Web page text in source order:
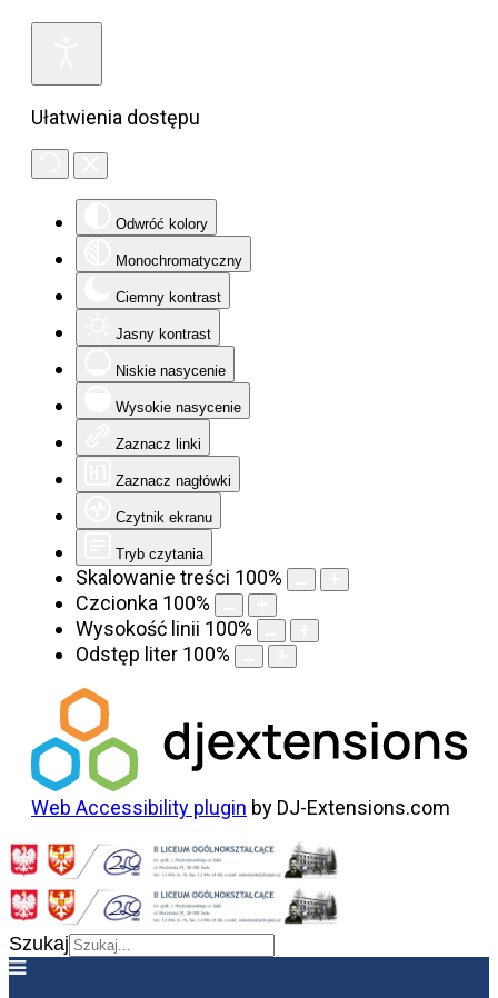
Ułatwienia dostępu
Odwróć kolory
Monochromatyczny
Ciemny kontrast
Jasny kontrast
Niskie nasycenie
Wysokie nasycenie
Zaznacz linki
Zaznacz nagłówki
Czytnik ekranu
Tryb czytania
Skalowanie treści 100%
Czcionka 100%
Wysokość linii 100%
Odstęp liter 100%
Web Accessibility plugin by DJ-Extensions.com
Szukaj